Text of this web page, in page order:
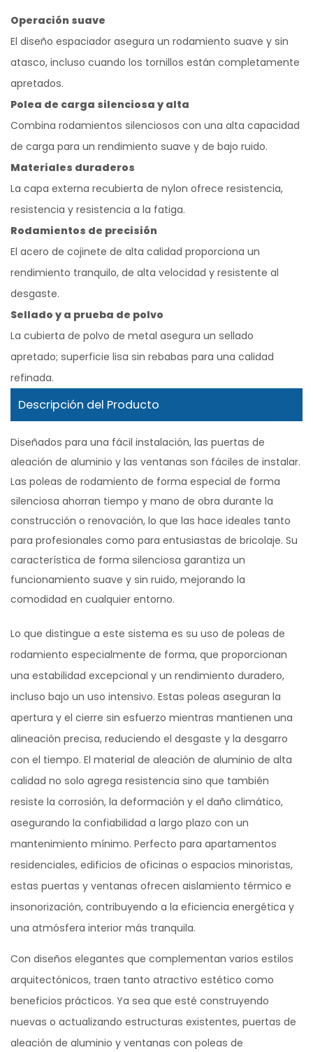
Operación suave
El diseño espaciador asegura un rodamiento suave y sin
atasco, incluso cuando los tornillos están completamente
apretados.
Polea de carga silenciosa y alta
Combina rodamientos silenciosos con una alta capacidad
de carga para un rendimiento suave y de bajo ruido.
Materiales duraderos
La capa externa recubierta de nylon ofrece resistencia,
resistencia y resistencia a la fatiga.
Rodamientos de precisión
El acero de cojinete de alta calidad proporciona un
rendimiento tranquilo, de alta velocidad y resistente al
desgaste.
Sellado y a prueba de polvo
La cubierta de polvo de metal asegura un sellado
apretado; superficie lisa sin rebabas para una calidad
refinada.
Descripción del Producto
Diseñados para una fácil instalación, las puertas de
aleación de aluminio y las ventanas son fáciles de instalar.
Las poleas de rodamiento de forma especial de forma
silenciosa ahorran tiempo y mano de obra durante la
construcción o renovación, lo que las hace ideales tanto
para profesionales como para entusiastas de bricolaje. Su
característica de forma silenciosa garantiza un
funcionamiento suave y sin ruido, mejorando la
comodidad en cualquier entorno.
Lo que distingue a este sistema es su uso de poleas de
rodamiento especialmente de forma, que proporcionan
una estabilidad excepcional y un rendimiento duradero,
incluso bajo un uso intensivo. Estas poleas aseguran la
apertura y el cierre sin esfuerzo mientras mantienen una
alineación precisa, reduciendo el desgaste y la desgarro
con el tiempo. El material de aleación de aluminio de alta
calidad no solo agrega resistencia sino que también
resiste la corrosión, la deformación y el daño climático,
asegurando la confiabilidad a largo plazo con un
mantenimiento mínimo. Perfecto para apartamentos
residenciales, edificios de oficinas o espacios minoristas,
estas puertas y ventanas ofrecen aislamiento térmico e
insonorización, contribuyendo a la eficiencia energética y
una atmósfera interior más tranquila.
Con diseños elegantes que complementan varios estilos
arquitectónicos, traen tanto atractivo estético como
beneficios prácticos. Ya sea que esté construyendo
nuevas o actualizando estructuras existentes, puertas de
aleación de aluminio y ventanas con poleas de